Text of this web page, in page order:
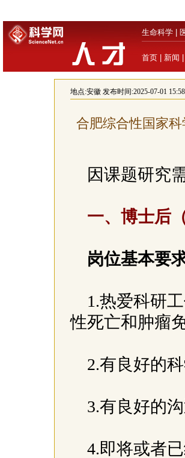
生命科学
首页 新闻
地点:安徽发布时间:2025-07-01
合肥综合性国家
因课题研究
一、博士后
岗位基本要
1.热爱科研
性死亡和肿瘤
2.有良好的
3.有良好的
4.即将或者